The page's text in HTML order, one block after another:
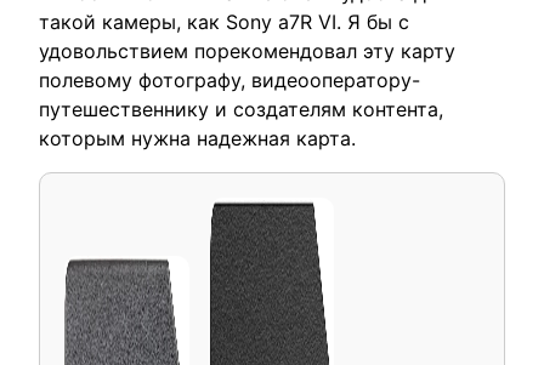
такой камеры, как Sony a7R VI. Я бы с
удовольствием порекомендовал эту карту
полевому фотографу, видеооператору-
путешественнику и создателям контента,
которым нужна надежная карта.